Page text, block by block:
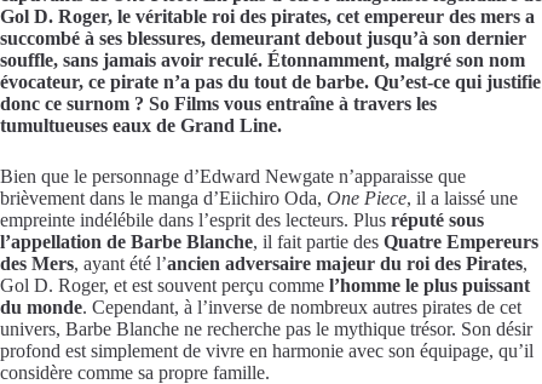
Gol D. Roger, le véritable roi des pirates, cet empereur des mers a
succombé à ses blessures, demeurant debout jusqu’à son dernier
souffle, sans jamais avoir reculé. Étonnamment, malgré son nom
évocateur, ce pirate n’a pas du tout de barbe. Qu’est-ce qui justifie
donc ce surnom ? So Films vous entraîne à travers les
tumultueuses eaux de Grand Line.
Bien que le personnage d’Edward Newgate n’apparaisse que
brièvement dans le manga d’Eiichiro Oda, One Piece, il a laissé une
empreinte indélébile dans l’esprit des lecteurs. Plus réputé sous
l’appellation de Barbe Blanche, il fait partie des Quatre Empereurs
des Mers, ayant été l’ancien adversaire majeur du roi des Pirates,
Gol D. Roger, et est souvent perçu comme l’homme le plus puissant
du monde. Cependant, à l’inverse de nombreux autres pirates de cet
univers, Barbe Blanche ne recherche pas le mythique trésor. Son désir
profond est simplement de vivre en harmonie avec son équipage, qu’il
considère comme sa propre famille.